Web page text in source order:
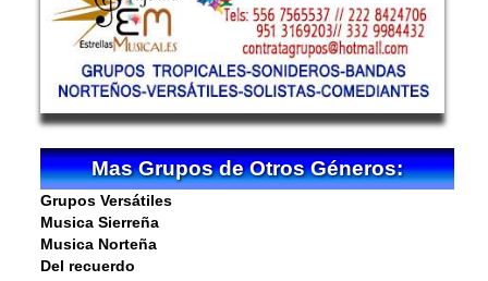
Mas Grupos de Otros Géneros:
Grupos Versátiles
Musica Sierreña
Musica Norteña
Del recuerdo